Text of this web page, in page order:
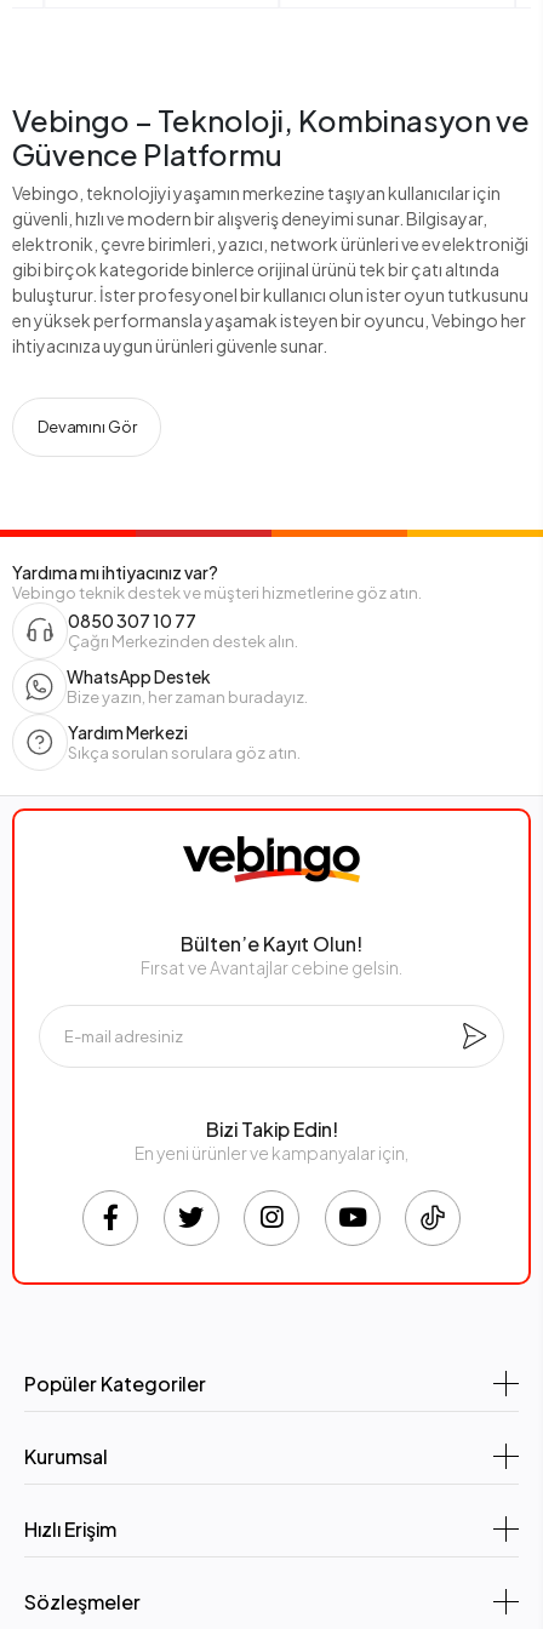
Vebingo – Teknoloji, Kombinasyon ve
Güvence Platformu
Vebingo, teknolojiyi yaşamın merkezine taşıyan kullanıcılar için
güvenli, hızlı ve modern bir alışveriş deneyimi sunar. Bilgisayar,
elektronik, çevre birimleri, yazıcı, network ürünleri ve ev elektroniği
gibi birçok kategoride binlerce orijinal ürünü tek bir çatı altında
buluşturur. İster profesyonel bir kullanıcı olun ister oyun tutkusunu
en yüksek performansla yaşamak isteyen bir oyuncu, Vebingo her
ihtiyacınıza uygun ürünleri güvenle sunar.
Devamını Gör
Yardıma mı ihtiyacınız var?
Vebingo teknik destek ve müşteri hizmetlerine göz atın.
0850 307 10 77
Çağrı Merkezinden destek alın.
WhatsApp Destek
Bize yazın, her zaman buradayız.
Yardım Merkezi
Sıkça sorulan sorulara göz atın.
Bülten’e Kayıt Olun!
Fırsat ve Avantajlar cebine gelsin.
Bizi Takip Edin!
En yeni ürünler ve kampanyalar için,
Popüler Kategoriler
Kurumsal
Hızlı Erişim
Sözleşmeler